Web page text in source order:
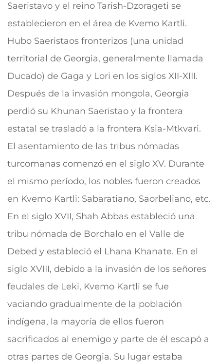
Saeristavo y el reino Tarish-Dzorageti se
establecieron en el área de Kvemo Kartli.
Hubo Saeristaos fronterizos (una unidad
territorial de Georgia, generalmente llamada
Ducado) de Gaga y Lori en los siglos XII-XIII.
Después de la invasión mongola, Georgia
perdió su Khunan Saeristao y la frontera
estatal se trasladó a la frontera Ksia-Mtkvari.
El asentamiento de las tribus nómadas
turcomanas comenzó en el siglo XV. Durante
el mismo período, los nobles fueron creados
en Kvemo Kartli: Sabaratiano, Saorbeliano, etc.
En el siglo XVII, Shah Abbas estableció una
tribu nómada de Borchalo en el Valle de
Debed y estableció el Lhana Khanate. En el
siglo XVIII, debido a la invasión de los señores
feudales de Leki, Kvemo Kartli se fue
vaciando gradualmente de la población
indígena, la mayoría de ellos fueron
sacrificados al enemigo y parte de él escapó a
otras partes de Georgia. Su lugar estaba